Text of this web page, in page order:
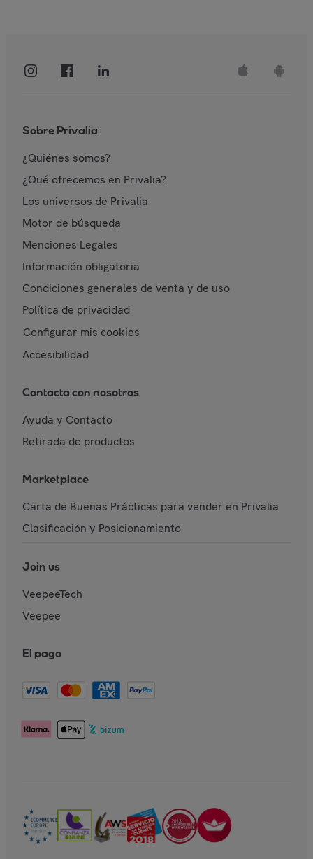
Sobre Privalia
¿Quiénes somos?
¿Qué ofrecemos en Privalia?
Los universos de Privalia
Motor de búsqueda
Menciones Legales
Información obligatoria
Condiciones generales de venta y de uso
Política de privacidad
Configurar mis cookies
Accesibilidad
Contacta con nosotros
Ayuda y Contacto
Retirada de productos
Marketplace
Carta de Buenas Prácticas para vender en Privalia
Clasificación y Posicionamiento
Join us
VeepeeTech
Veepee
El pago